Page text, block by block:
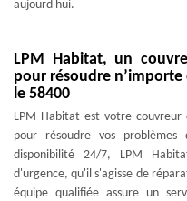
aujourd'hui.
LPM Habitat, un
pour résoudre
le 58400
LPM Habitat est votre
pour résoudre vos
disponibilité 24/7, LPM
d'urgence, qu'il s'agisse de
équipe qualifiée assure un